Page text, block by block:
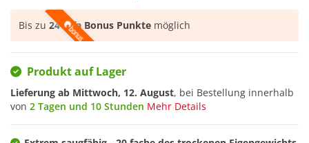
Bis zu 24 Alfa Bonus Punkte möglich
Produkt auf Lager
Lieferung ab Mittwoch, 12. August, bei Bestellung innerhalb
von 2 Tagen und 10 Stunden Mehr Details